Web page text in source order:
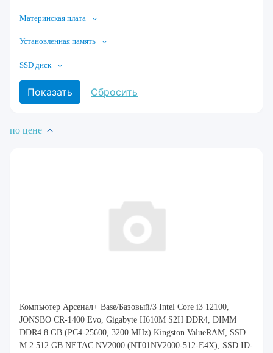
Материнская плата
Установленная память
SSD диск
по цене
Компьютер Арсенал+ Base/Базовый/3 Intel Core i3 12100,
JONSBO CR-1400 Evo, Gigabyte H610M S2H DDR4, DIMM
DDR4 8 GB (PC4-25600, 3200 MHz) Kingston ValueRAM, SSD
M.2 512 GB NETAC NV2000 (NT01NV2000-512-E4X), SSD ID-